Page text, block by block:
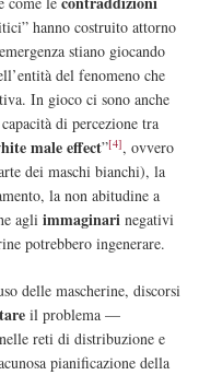
hanno costruito attorno
stiano giocando
del fenomeno che
In gioco ci sono anche
di percezione tra
male effect”[4], ovvero
dei maschi bianchi), la
la non abitudine a
agli immaginari negativi
potrebbero ingenerare.
delle mascherine, discorsi
il problema —
nelle reti di distribuzione e
pianificazione della